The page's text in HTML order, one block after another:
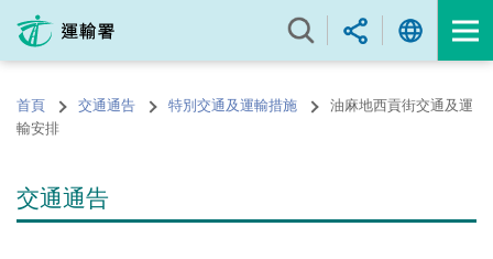
內
的
開
首頁 交通通告 特別交通及運輸措施
油麻地西貢街交通及運
輸安排
交通通告